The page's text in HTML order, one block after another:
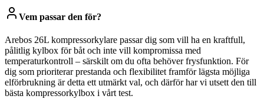
Vem passar den för?
Arebos 26L kompressorkylare passar dig som vill ha en kraftfull,
pålitlig kylbox för båt och inte vill kompromissa med
temperaturkontroll – särskilt om du ofta behöver frysfunktion. För
dig som prioriterar prestanda och flexibilitet framför lägsta möjliga
elförbrukning är detta ett utmärkt val, och därför har vi utsett den till
bästa kompressorkylbox i vårt test.